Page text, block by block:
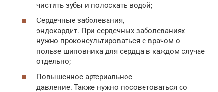
чистить зубы и полоскать водой;
Сердечные заболевания,
эндокардит. При сердечных заболеваниях
нужно проконсультироваться с врачом о
пользе шиповника для сердца в каждом случае
отдельно;
Повышенное артериальное
давление. Также нужно посоветоваться со